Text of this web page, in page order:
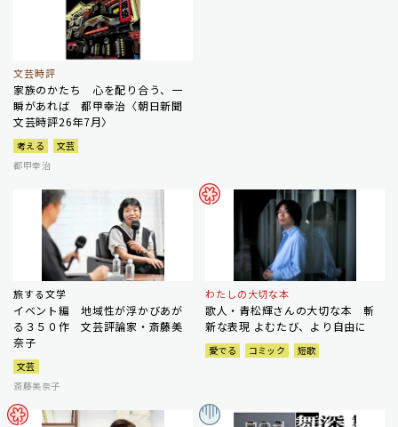
文芸時評
家族のかたち 心を配り合う、一
瞬があれば 都甲幸治〈朝日新聞
文芸時評26年7月〉
考える
文芸
都甲幸治
旅する文学
イベント編 地域性が浮かびあが
る３５０作 文芸評論家・斎藤美
奈子
文芸
斎藤美奈子
わたしの大切な本
歌人・青松輝さんの大切な本 斬
新な表現 よむたび、より自由に
愛でる コミック 短歌